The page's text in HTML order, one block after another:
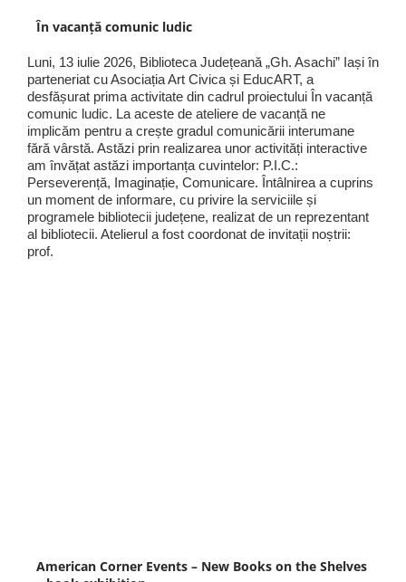
În vacanță comunic ludic
Luni, 13 iulie 2026, Biblioteca Județeană „Gh. Asachi” Iași în
parteneriat cu Asociația Art Civica și EducART, a
desfășurat prima activitate din cadrul proiectului În vacanță
comunic ludic. La aceste de ateliere de vacanță ne
implicăm pentru a crește gradul comunicării interumane
fără vârstă. Astăzi prin realizarea unor activități interactive
am învățat astăzi importanța cuvintelor: P.I.C.:
Perseverență, Imaginație, Comunicare. Întâlnirea a cuprins
un moment de informare, cu privire la serviciile și
programele bibliotecii județene, realizat de un reprezentant
al bibliotecii. Atelierul a fost coordonat de invitații noștrii:
prof.
American Corner Events – New Books on the Shelves